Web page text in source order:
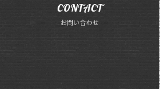
CONTACT
お問い合わせ